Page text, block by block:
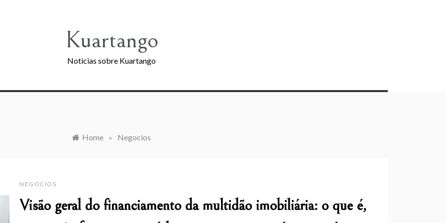
Kuartango
Noticias sobre Kuartango
Home » Negocios
NEGOCIOS
Visão geral do financiamento da multidão imobiliária: o que é,